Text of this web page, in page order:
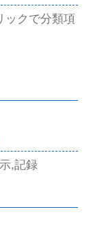
ックで分類項
,記録